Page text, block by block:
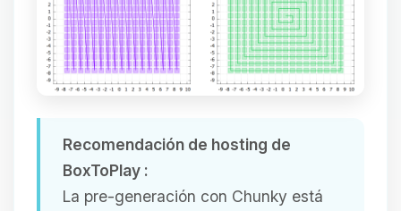
Recomendación de hosting de
BoxToPlay :
La pre-generación con Chunky está